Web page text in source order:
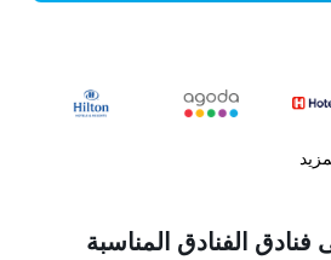
الفنادق المناسبة